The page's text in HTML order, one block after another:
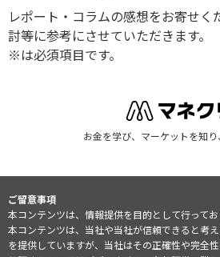
レポート・コラムの感想をお寄せく
討等に参考にさせていただきます。
※は必須項目です。
お金を学び、マーケットを知り
ご留意事項
本コンテンツは、情報提供を目的として行ってお
本コンテンツは、当社や当社が信頼できると考
を提供していますが、当社はその正確性や完全